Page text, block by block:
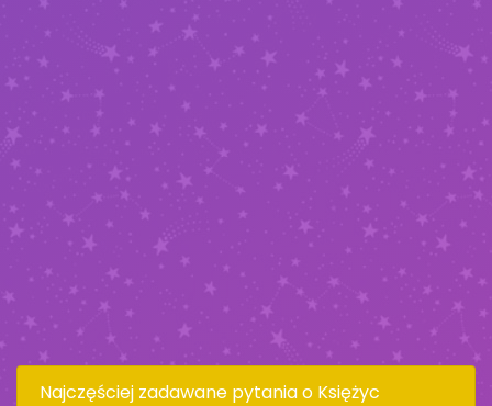
Najczęściej zadawane pytania o Księżyc